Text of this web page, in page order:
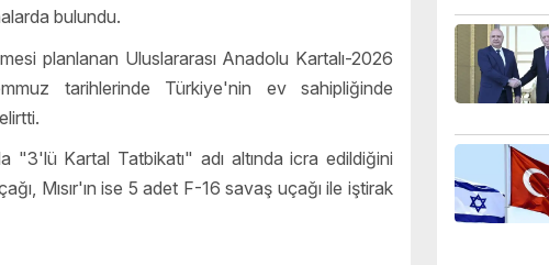
bulundu.
planlanan Uluslararası Anadolu Kartalı-2026
tarihlerinde Türkiye'nin ev sahipliğinde
"3'lü Kartal Tatbikatı" adı altında icra edildiğini
Mısır'ın ise 5 adet F-16 savaş uçağı ile iştirak